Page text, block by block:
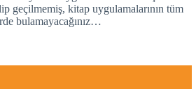
geçilmemiş, kitap uygulamalarının tüm
bulamayacağınız…